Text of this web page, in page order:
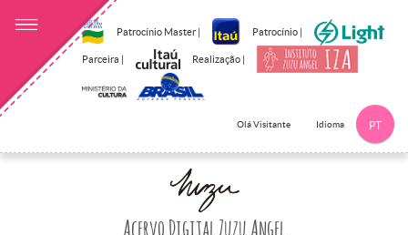
Patrocínio Master | Patrocínio |
Parceira | Realização |
Olá Visitante Idioma PT
Acervo Digital Zuzu Angel